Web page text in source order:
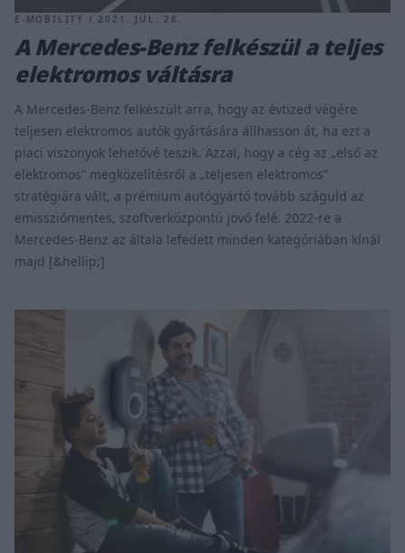
E-MOBILITY / 2021. JÚL. 28.
A Mercedes-Benz felkészül a teljes
elektromos váltásra
A Mercedes-Benz felkészült arra, hogy az évtized végére
teljesen elektromos autók gyártására állhasson át, ha ezt a
piaci viszonyok lehetővé teszik. Azzal, hogy a cég az „első az
elektromos” megközelítésről a „teljesen elektromos”
stratégiára vált, a prémium autógyártó tovább száguld az
emissziómentes, szoftverközpontú jövő felé. 2022-re a
Mercedes-Benz az általa lefedett minden kategóriában kínál
majd [&hellip;]